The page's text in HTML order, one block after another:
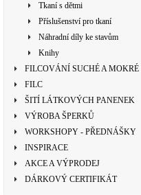
Tkaní s dětmi
Příslušenství pro tkaní
Náhradní díly ke stavům
Knihy
FILCOVÁNÍ SUCHÉ A MOKRÉ
FILC
ŠITÍ LÁTKOVÝCH PANENEK
VÝROBA ŠPERKŮ
WORKSHOPY - PŘEDNÁŠKY
INSPIRACE
AKCE A VÝPRODEJ
DÁRKOVÝ CERTIFIKÁT